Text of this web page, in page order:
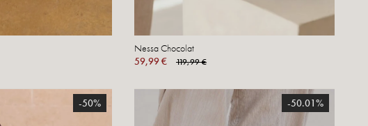
Nessa Chocolat
59,99 €
119,99 €
-50% -50.01%